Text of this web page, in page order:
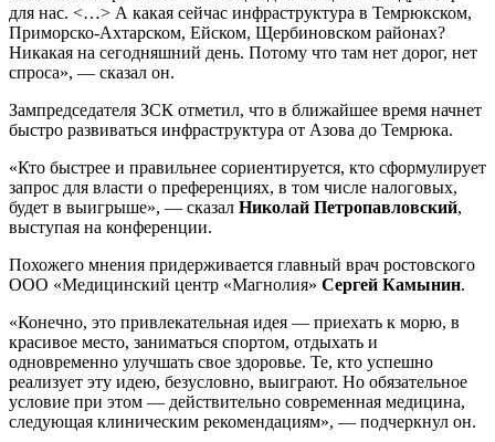
для нас. <…> А какая сейчас инфраструктура в Темрюкском,
Приморско-Ахтарском, Ейском, Щербиновском районах?
Никакая на сегодняшний день. Потому что там нет дорог, нет
спроса», — сказал он.
Зампредседателя ЗСК отметил, что в ближайшее время начнет
быстро развиваться инфраструктура от Азова до Темрюка.
«Кто быстрее и правильнее сориентируется, кто сформулирует
запрос для власти о преференциях, в том числе налоговых,
будет в выигрыше», — сказал Николай Петропавловский,
выступая на конференции.
Похожего мнения придерживается главный врач ростовского
ООО «Медицинский центр «Магнолия» Сергей Камынин.
«Конечно, это привлекательная идея — приехать к морю, в
красивое место, заниматься спортом, отдыхать и
одновременно улучшать свое здоровье. Те, кто успешно
реализует эту идею, безусловно, выиграют. Но обязательное
условие при этом — действительно современная медицина,
следующая клиническим рекомендациям», — подчеркнул он.